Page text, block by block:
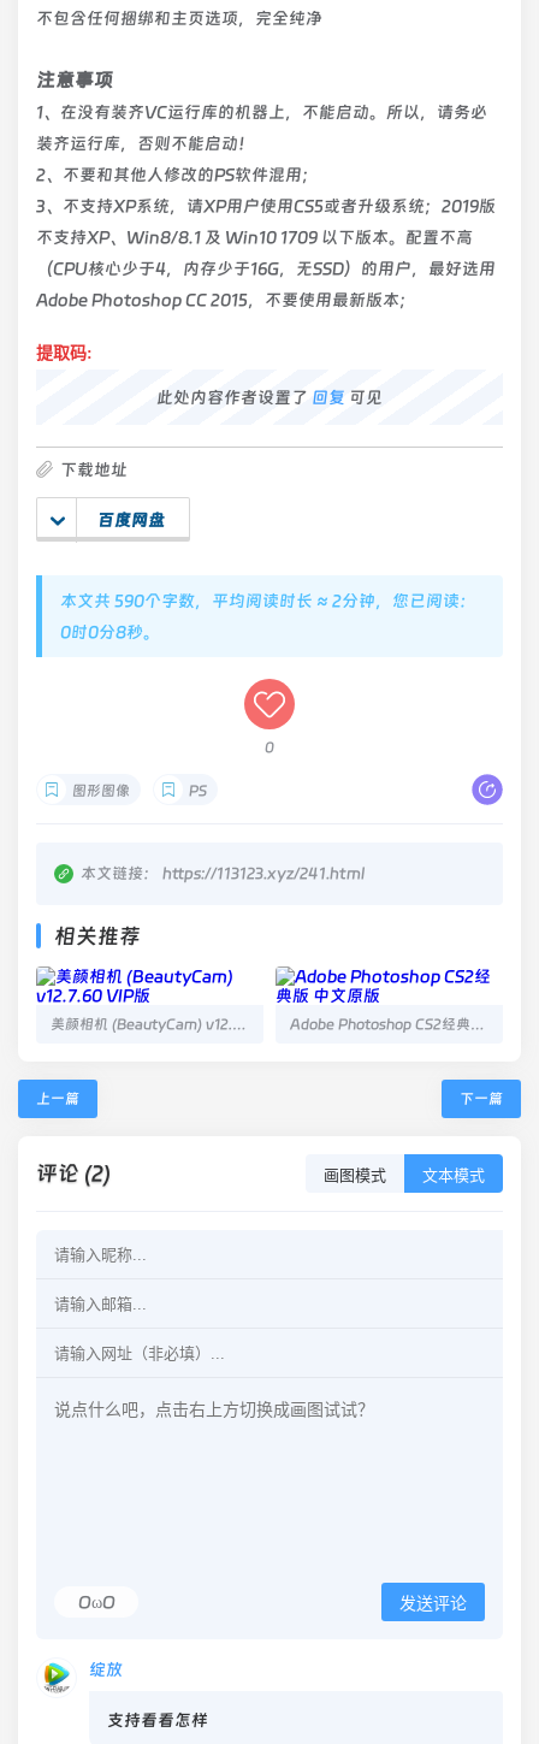
不包含任何捆绑和主页选项，完全纯净
注意事项
1、在没有装齐VC运行库的机器上，不能启动。所以，请务必
装齐运行库，否则不能启动！
2、不要和其他人修改的PS软件混用；
3、不支持XP系统，请XP用户使用CS5或者升级系统；2019版
不支持XP、Win8/8.1 及 Win10 1709 以下版本。配置不高
（CPU核心少于4，内存少于16G，无SSD）的用户，最好选用
Adobe Photoshop CC 2015，不要使用最新版本；
提取码:
此处内容作者设置了 回复 可见
下载地址
百度网盘
本文共 590个字数，平均阅读时长 ≈ 2分钟，您已阅读：
0时0分9秒。
0
图形图像 PS
本文链接： https://113123.xyz/241.html
相关推荐
美颜相机 (BeautyCam) v12.7.60 VIP版 Adobe Photoshop CS2经典版 中文原版
上一篇 下一篇
评论 (2) 画图模式 文本模式
OωO 发送评论
绽放
支持看看怎样